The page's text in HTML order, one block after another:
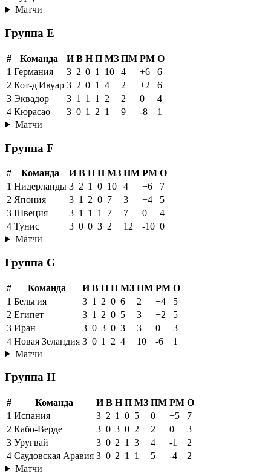
Матчи
Группа E
# Команда И В Н П МЗ ПМ РМ О
1 Германия 3 2 0 1 10 4 +6
6
2 Кот-д'Ивуар 3 2 0 1 4 2 +2
6
3 Эквадор 3 1 1 1 2 2 0
4
4 Кюрасао 3 0 1 2 1 9 -8
1
Матчи
Группа F
# Команда И В Н П МЗ ПМ РМ О
1 Нидерланды 3 2 1 0 10 4 +6
7
2 Япония 3 1 2 0 7 3 +4
5
3 Швеция 3 1 1 1 7 7 0
4
4 Тунис 3 0 0 3 2 12 -10 0
Матчи
Группа G
# Команда И В Н П МЗ ПМ РМ О
1 Бельгия 3 1 2 0 6 2 +4
5
2 Египет 3 1 2 0 5 3 +2
5
3 Иран 3 0 3 0 3 3 0
3
4 Новая Зеландия 3 0 1 2 4 10 -6
1
Матчи
Группа H
# Команда И В Н П МЗ ПМ РМ О
1 Испания 3 2 1 0 5 0 +5
7
2 Кабо-Верде 3 0 3 0 2 2 0
3
3 Уругвай 3 0 2 1 3 4 -1
2
4 Саудовская Аравия 3 0 2 1 1 5 -4
2
Матчи